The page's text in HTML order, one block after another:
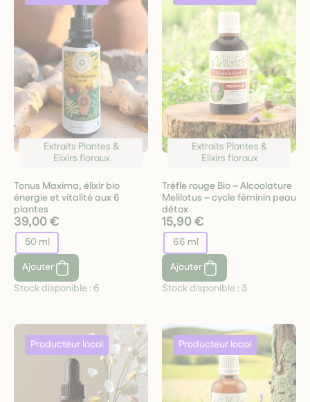
Extraits Plantes &
Elixirs floraux
Tonus Maxima, élixir bio
énergie et vitalité aux 6
plantes
39,00 €
50 ml
Ajouter
Stock disponible : 6
Extraits Plantes &
Elixirs floraux
Trèfle rouge Bio – Alcoolature
Melilotus – cycle féminin peau
détox
15,90 €
66 ml
Ajouter
Stock disponible : 3